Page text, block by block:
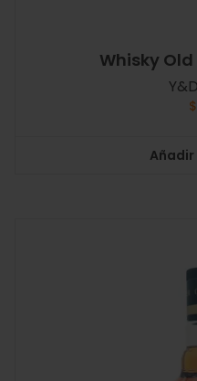
Whisky
$